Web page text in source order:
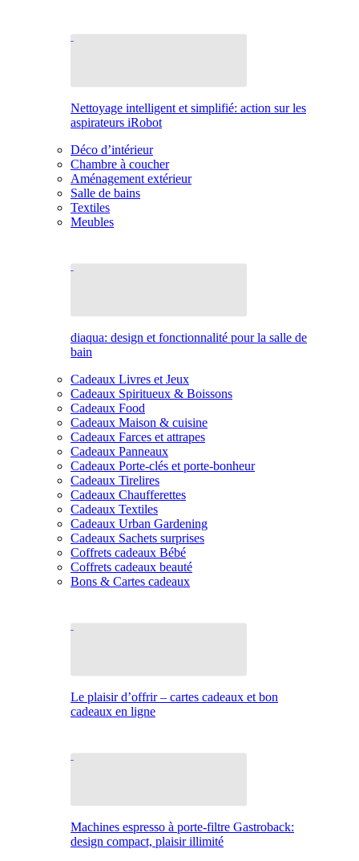
Nettoyage intelligent et simplifié: action sur les
aspirateurs iRobot
Déco d’intérieur
Chambre à coucher
Aménagement extérieur
Salle de bains
Textiles
Meubles
diaqua: design et fonctionnalité pour la salle de
bain
Cadeaux Livres et Jeux
Cadeaux Spiritueux & Boissons
Cadeaux Food
Cadeaux Maison & cuisine
Cadeaux Farces et attrapes
Cadeaux Panneaux
Cadeaux Porte-clés et porte-bonheur
Cadeaux Tirelires
Cadeaux Chaufferettes
Cadeaux Textiles
Cadeaux Urban Gardening
Cadeaux Sachets surprises
Coffrets cadeaux Bébé
Coffrets cadeaux beauté
Bons & Cartes cadeaux
Le plaisir d’offrir – cartes cadeaux et bon
cadeaux en ligne
Machines espresso à porte-filtre Gastroback:
design compact, plaisir illimité